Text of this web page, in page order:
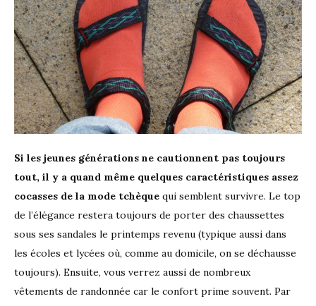
Si les jeunes générations ne cautionnent pas toujours
tout, il y a quand même quelques caractéristiques assez
cocasses de la mode tchèque qui semblent survivre. Le top
de l’élégance restera toujours de porter des chaussettes
sous ses sandales le printemps revenu (typique aussi dans
les écoles et lycées où, comme au domicile, on se déchausse
toujours). Ensuite, vous verrez aussi de nombreux
vêtements de randonnée car le confort prime souvent. Par